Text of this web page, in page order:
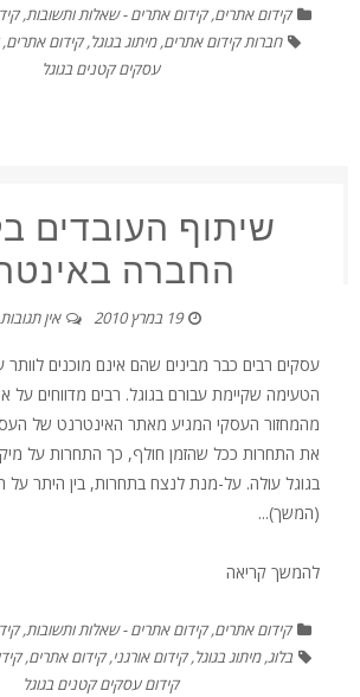
קידום אתרים,קידום אתרים - שאלות ותשובות,
חברות קידום אתרים,מיתוג בגוגל,קידום אתרים,
עסקים קטנים בגוגל
שיתוף העובדים
החברה
19 במרץ 2010 אין תגובות
עסקים רבים כבר מבינים שהם אינם מוכנים
הטעימה שקיימת עבורם בגוגל. רבים מדווחים על
מהמחזור העסקי המגיע מאתר האינטרנט של
את התחרות ככל שהזמן חולף, כך התחרות על
בגוגל עולה. על-מנת לנצח בתחרות, בין היתר
(המשך)...
להמשך קריאה
קידום אתרים,קידום אתרים - שאלות ותשובות,
בלוג,מיתוג בגוגל,קידום אורגני,קידום אתרים,
קידום עסקים קטנים בגוגל